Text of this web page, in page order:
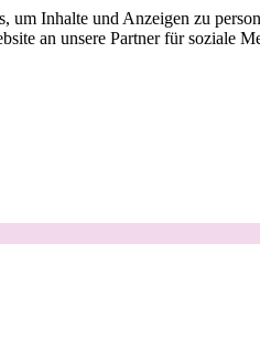
um Inhalte und Anzeigen zu
an unsere Partner für soziale